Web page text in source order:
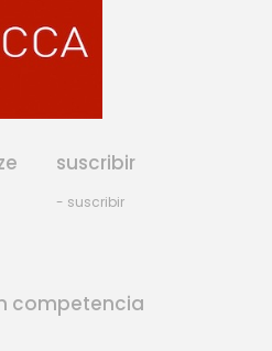
suscribir
- suscribir
competencia